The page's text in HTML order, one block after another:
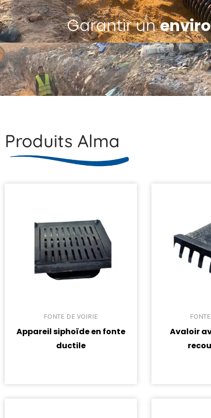
Garantir un
Produits Alma
FONTE DE VOIRIE
Appareil siphoïde en fonte
ductile
Avaloir